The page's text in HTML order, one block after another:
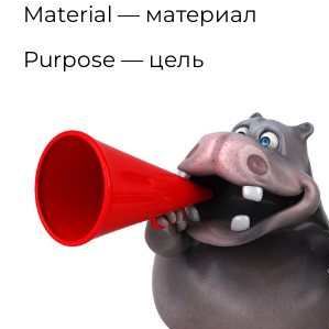
Material — материал
Purpose — цель